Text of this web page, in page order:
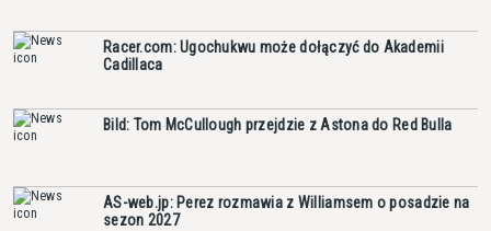
Racer.com: Ugochukwu może dołączyć do Akademii
Cadillaca
Bild: Tom McCullough przejdzie z Astona do Red Bulla
AS-web.jp: Perez rozmawia z Williamsem o posadzie na
sezon 2027